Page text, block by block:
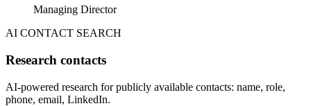
Managing Director
AI CONTACT SEARCH
Research contacts
AI-powered research for publicly available contacts: name, role,
phone, email, LinkedIn.